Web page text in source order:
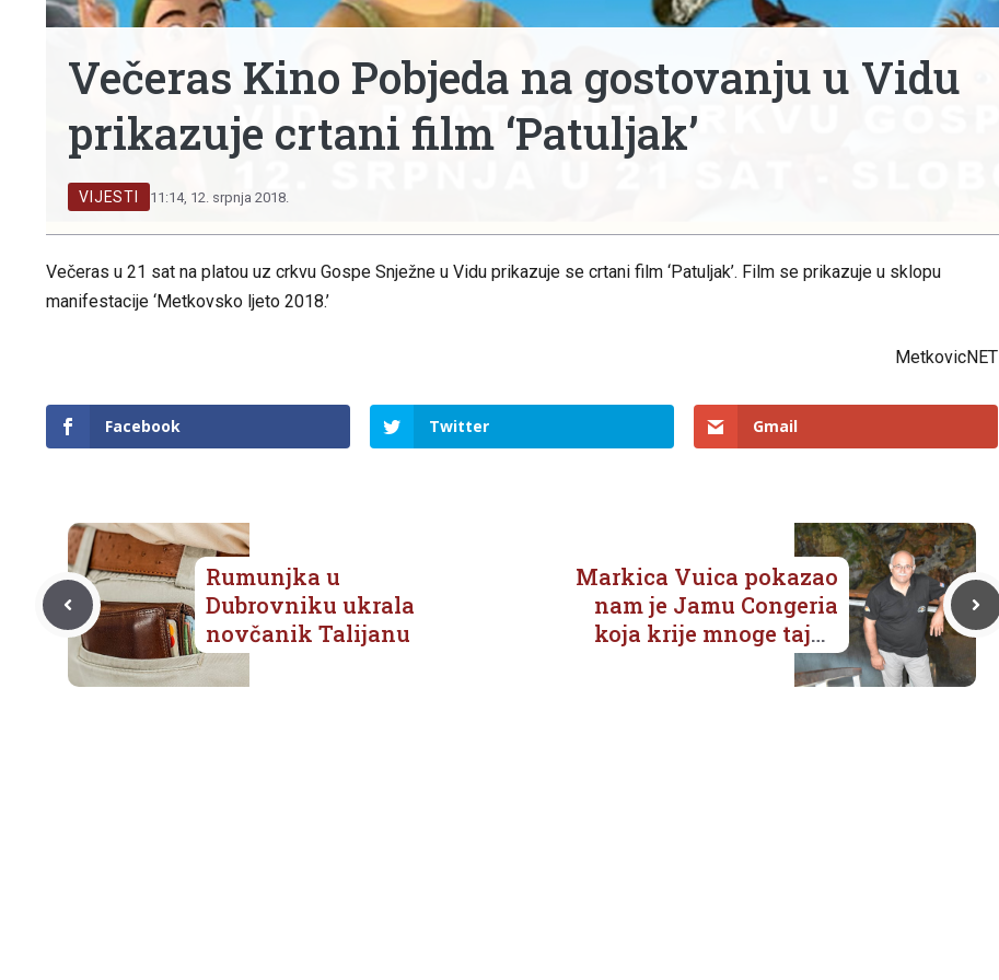
Večeras Kino Pobjeda na gostovanju u Vidu
prikazuje crtani film ‘Patuljak’
VIJESTI 11:14, 12. srpnja 2018.
Večeras u 21 sat na platou uz crkvu Gospe Snježne u Vidu prikazuje se crtani film ‘Patuljak’. Film se prikazuje u sklopu
manifestacije ‘Metkovsko ljeto 2018.’
MetkovicNET
Facebook Twitter Gmail
Rumunjka u
Dubrovniku ukrala
novčanik Talijanu
Markica Vuica pokazao
nam je Jamu Congeria
koja krije mnoge tajne
koje morate vidjeti